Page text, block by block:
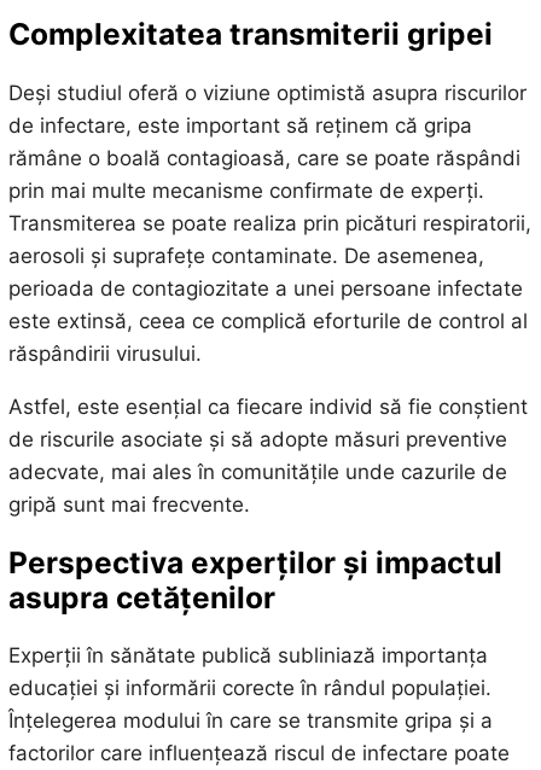
Complexitatea transmiterii gripei
Deși studiul oferă o viziune optimistă asupra riscurilor
de infectare, este important să reținem că gripa
rămâne o boală contagioasă, care se poate răspândi
prin mai multe mecanisme confirmate de experți.
Transmiterea se poate realiza prin picături respiratorii,
aerosoli și suprafețe contaminate. De asemenea,
perioada de contagiozitate a unei persoane infectate
este extinsă, ceea ce complică eforturile de control al
răspândirii virusului.
Astfel, este esențial ca fiecare individ să fie conștient
de riscurile asociate și să adopte măsuri preventive
adecvate, mai ales în comunitățile unde cazurile de
gripă sunt mai frecvente.
Perspectiva experților și impactul
asupra cetățenilor
Experții în sănătate publică subliniază importanța
educației și informării corecte în rândul populației.
Înțelegerea modului în care se transmite gripa și a
factorilor care influențează riscul de infectare poate